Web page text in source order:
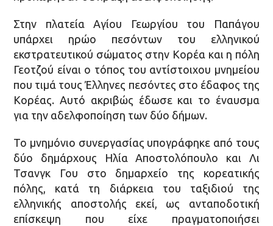
Στην πλατεία Αγίου Γεωργίου του Παπάγου
υπάρχει ηρώο πεσόντων του ελληνικού
εκστρατευτικού σώματος στην Κορέα και η πόλη
Γεοτζού είναι ο τόπος του αντίστοιχου μνημείου
που τιμά τους Έλληνες πεσόντες στο έδαφος της
Κορέας. Αυτό ακριβώς έδωσε και το έναυσμα
για την αδελφοποίηση των δύο δήμων.
Το μνημόνιο συνεργασίας υπογράφηκε από τους
δύο δημάρχους Ηλία Αποστολόπουλο και Λι
Τσανγκ Γου στο δημαρχείο της κορεατικής
πόλης, κατά τη διάρκεια του ταξιδιού της
ελληνικής αποστολής εκεί, ως ανταποδοτική
επίσκεψη που είχε πραγματοποιήσει